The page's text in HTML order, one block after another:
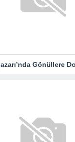
Gönüllere